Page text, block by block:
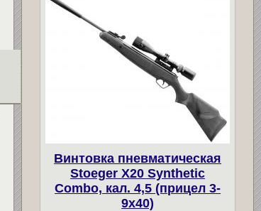
Винтовка пневматическая
Stoeger X20 Synthetic
Combo, кал. 4,5 (прицел 3-
9х40)